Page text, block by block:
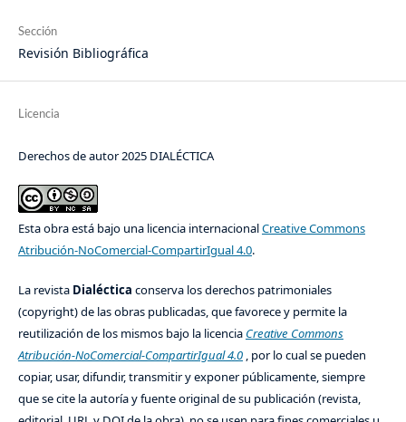
Sección
Revisión Bibliográfica
Licencia
Derechos de autor 2025 DIALÉCTICA
Esta obra está bajo una licencia internacionalCreative Commons
Atribución-NoComercial-CompartirIgual 4.0.
La revista Dialéctica conserva los derechos patrimoniales
(copyright) de las obras publicadas, que favorece y permite la
reutilización de los mismos bajo la licencia Creative Commons
Atribución-NoComercial-CompartirIgual 4.0, por lo cual se pueden
copiar, usar, difundir, transmitir y exponer públicamente, siempre
que se cite la autoría y fuente original de su publicación (revista,